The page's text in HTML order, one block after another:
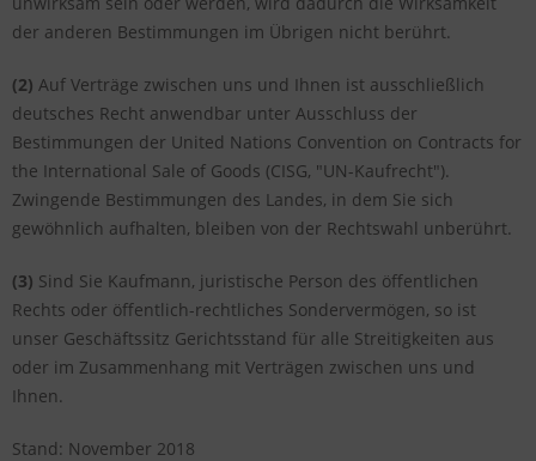
der anderen Bestimmungen im Übrigen nicht berührt.
(2) Auf Verträge zwischen uns und Ihnen ist ausschließlich
deutsches Recht anwendbar unter Ausschluss der
Bestimmungen der United Nations Convention on Contracts for
the International Sale of Goods (CISG, "UN-Kaufrecht").
Zwingende Bestimmungen des Landes, in dem Sie sich
gewöhnlich aufhalten, bleiben von der Rechtswahl unberührt.
(3) Sind Sie Kaufmann, juristische Person des öffentlichen
Rechts oder öffentlich-rechtliches Sondervermögen, so ist
unser Geschäftssitz Gerichtsstand für alle Streitigkeiten aus
oder im Zusammenhang mit Verträgen zwischen uns und
Ihnen.
Stand: November 2018